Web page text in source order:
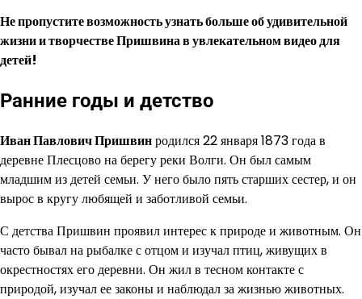
Не пропустите возможность узнать больше об удивительной
жизни и творчестве Пришвина в увлекательном видео для
детей!
Ранние годы и детство
Иван Павлович Пришвинродился 22 января 1873 года в
деревне Плесцово на берегу реки Волги. Он был самым
младшим из детей семьи. У него было пять старших сестер, и он
вырос в кругу любящей и заботливой семьи.
С детства Пришвин проявил интерес к природе и животным. Он
часто бывал на рыбалке с отцом и изучал птиц, живущих в
окрестностях его деревни. Он жил в тесном контакте с
природой, изучал ее законы и наблюдал за жизнью животных.